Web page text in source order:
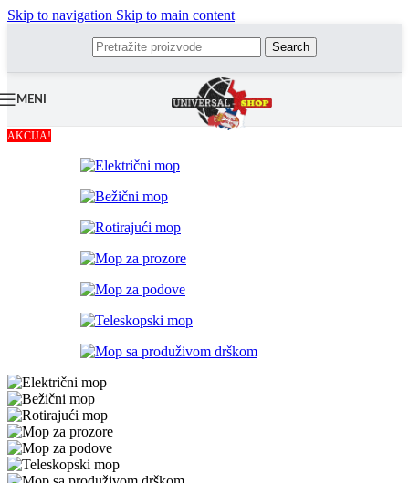
Skip to navigation Skip to main content
Search
MENI
AKCIJA!